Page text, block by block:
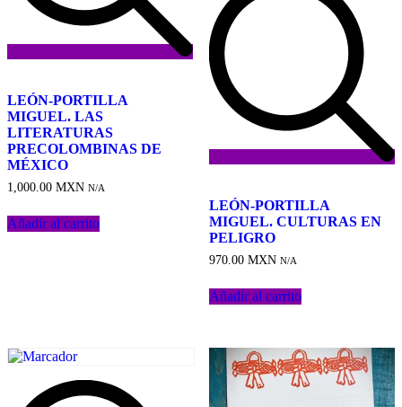
a
la
lista
de
deseos
LEÓN-PORTILLA
MIGUEL. LAS
LITERATURAS
PRECOLOMBINAS DE
MÉXICO
1,000.00 MXN N/A
Añadir al carrito
a
la
lista
LEÓN-PORTILLA
MIGUEL. CULTURAS EN
PELIGRO
970.00 MXN N/A
Añadir al carrito